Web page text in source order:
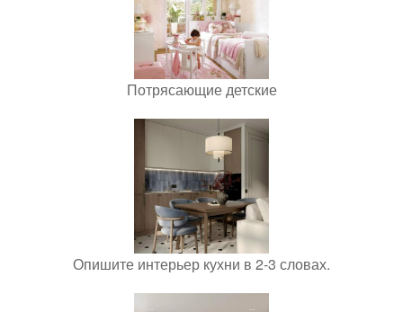
Потрясающие детские
Опишите интерьер кухни в 2-3 словах.